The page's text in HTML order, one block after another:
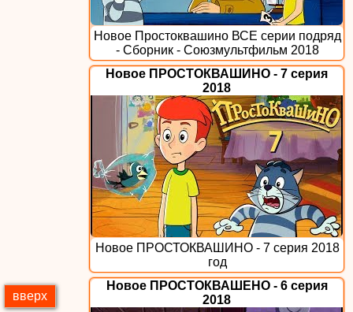
Новое Простоквашино ВСЕ серии подряд
- Сборник - Союзмультфильм 2018
Новое ПРОСТОКВАШИНО - 7 серия
2018
Новое ПРОСТОКВАШИНО - 7 серия 2018
год
Новое ПРОСТОКВАШЕНО - 6 серия
2018
вверх